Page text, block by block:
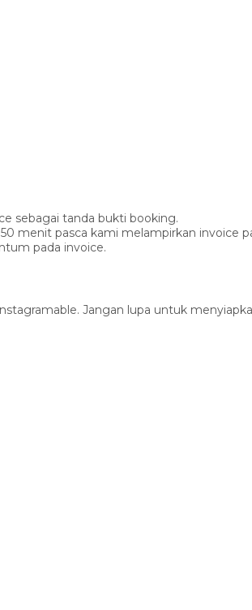
sebagai tanda bukti booking.
menit pasca kami melampirkan invoice
pada invoice.
Jangan lupa untuk